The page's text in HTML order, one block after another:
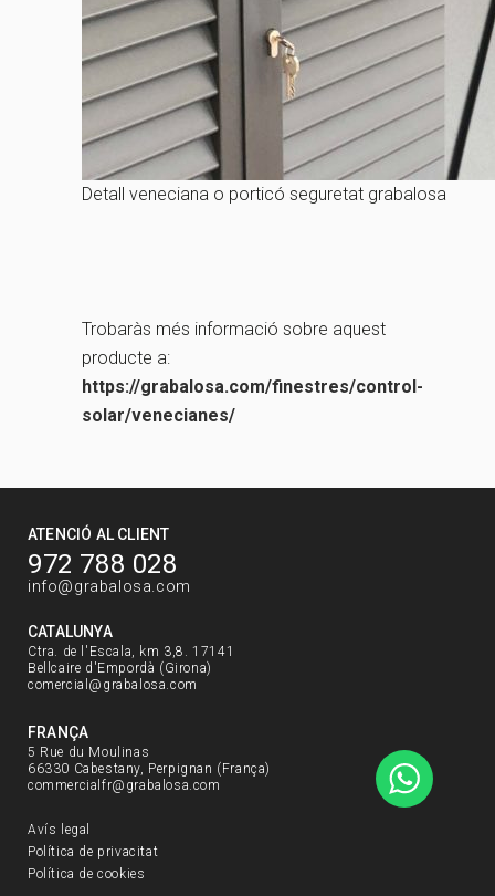
Detall veneciana o porticó seguretat grabalosa
Trobaràs més informació sobre aquest
producte a:
https://grabalosa.com/finestres/control-
solar/venecianes/
ATENCIÓ AL CLIENT
972 788 028
info@grabalosa.com
CATALUNYA
Ctra. de l'Escala, km 3,8. 17141
Bellcaire d'Empordà (Girona)
comercial@grabalosa.com
FRANÇA
5 Rue du Moulinas
66330 Cabestany, Perpignan (França)
commercialfr@grabalosa.com
Avís legal
Política de privacitat
Política de cookies